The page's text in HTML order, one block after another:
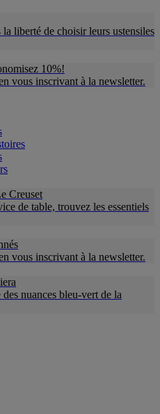
liberté de choisir leurs ustensiles
10%!
vous inscrivant à la newsletter.
Creuset
de table, trouvez les essentiels
vous inscrivant à la newsletter.
nuances bleu-vert de la